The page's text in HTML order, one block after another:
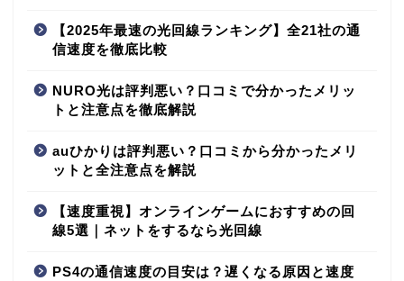
【2025年最速の光回線ランキング】全21社の通
信速度を徹底比較
NURO光は評判悪い？口コミで分かったメリッ
トと注意点を徹底解説
auひかりは評判悪い？口コミから分かったメリ
ットと全注意点を解説
【速度重視】オンラインゲームにおすすめの回
線5選｜ネットをするなら光回線
PS4の通信速度の目安は？遅くなる原因と速度